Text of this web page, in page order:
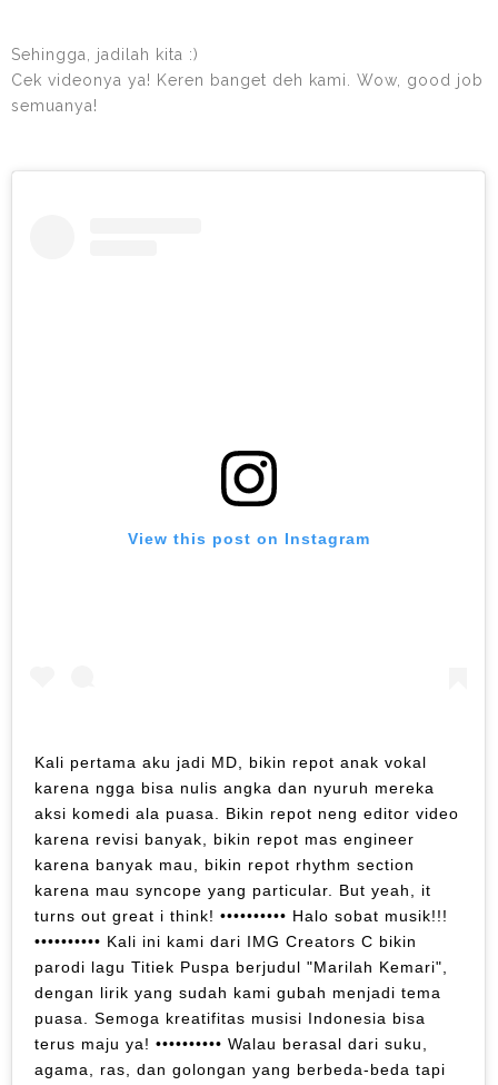
Sehingga, jadilah kita :)
Cek videonya ya! Keren banget deh kami. Wow, good job
semuanya!
View this post on Instagram
Kali pertama aku jadi MD, bikin repot anak vokal
karena ngga bisa nulis angka dan nyuruh mereka
aksi komedi ala puasa. Bikin repot neng editor video
karena revisi banyak, bikin repot mas engineer
karena banyak mau, bikin repot rhythm section
karena mau syncope yang particular. But yeah, it
turns out great i think! •••••••••• Halo sobat musik!!!
•••••••••• Kali ini kami dari IMG Creators C bikin
parodi lagu Titiek Puspa berjudul "Marilah Kemari",
dengan lirik yang sudah kami gubah menjadi tema
puasa. Semoga kreatifitas musisi Indonesia bisa
terus maju ya! •••••••••• Walau berasal dari suku,
agama, ras, dan golongan yang berbeda-beda tapi